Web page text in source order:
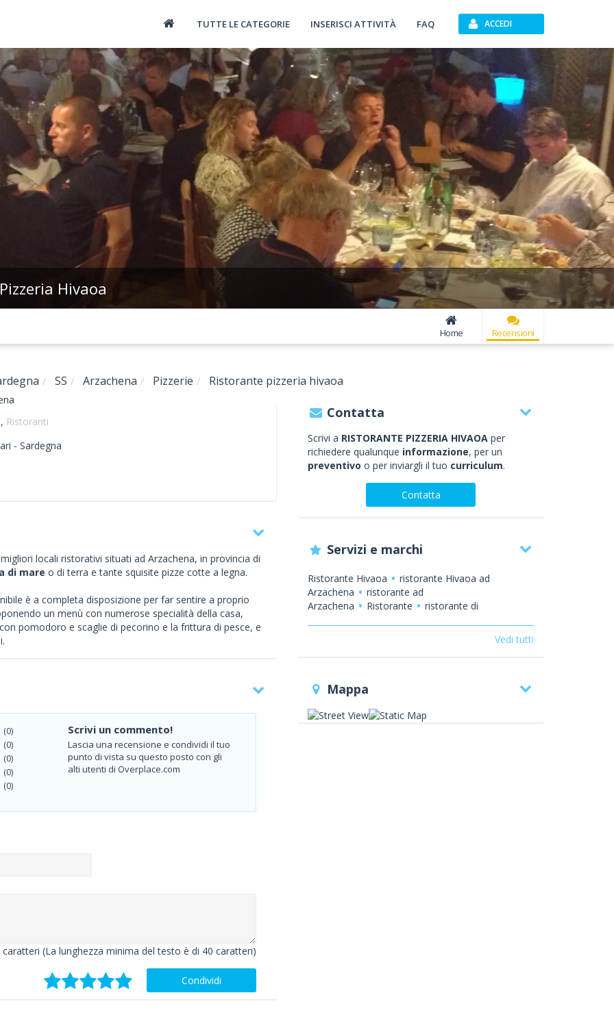
TUTTE LE CATEGORIE INSERISCI ATTIVITÀ FAQ ACCEDI
Hivaoa
Home Recensioni
SS Arzachena Pizzerie Ristorante pizzeria hivaoa
, Ristoranti
- Sardegna
locali ristorativi situati ad Arzachena, in provincia di
di mare o di terra e tante squisite pizze cotte a legna.
è a completa disposizione per far sentire a proprio
un menù con numerose specialità della casa,
pomodoro e scaglie di pecorino e la frittura di pesce, e
(0)
(0)
(0)
(0)
(0)
Scrivi un commento!
Lascia una recensione e condividi il tuo
punto di vista su questo posto con gli
alti utenti di Overplace.com
caratteri (La lunghezza minima del testo è di 40 caratteri)
Condividi
Contatta
Scrivi a RISTORANTE PIZZERIA HIVAOA per
richiedere qualunque informazione, per un
preventivo o per inviargli il tuo curriculum.
Contatta
Servizi e marchi
Ristorante Hivaoa
ristorante Hivaoa ad
Arzachena
ristorante ad
Arzachena
Ristorante
ristorante di
primi e secondi diVedi tutti
Mappa